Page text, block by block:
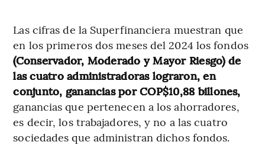
Las cifras de la Superfinanciera muestran que
en los primeros dos meses del 2024 los fondos
(Conservador, Moderado y Mayor Riesgo) de
las cuatro administradoras lograron, en
conjunto, ganancias por COP$10,88 billones,
ganancias que pertenecen a los ahorradores,
es decir, los trabajadores, y no a las cuatro
sociedades que administran dichos fondos.